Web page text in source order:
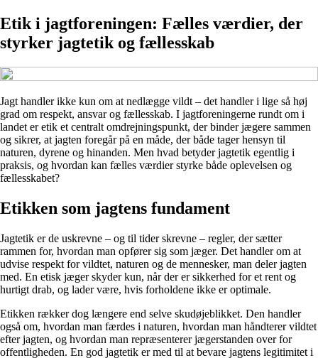
Etik i jagtforeningen: Fælles værdier, der
styrker jagtetik og fællesskab
Jagt handler ikke kun om at nedlægge vildt – det handler i lige så høj
grad om respekt, ansvar og fællesskab. I jagtforeningerne rundt om i
landet er etik et centralt omdrejningspunkt, der binder jægere sammen
og sikrer, at jagten foregår på en måde, der både tager hensyn til
naturen, dyrene og hinanden. Men hvad betyder jagtetik egentlig i
praksis, og hvordan kan fælles værdier styrke både oplevelsen og
fællesskabet?
Etikken som jagtens fundament
Jagtetik er de uskrevne – og til tider skrevne – regler, der sætter
rammen for, hvordan man opfører sig som jæger. Det handler om at
udvise respekt for vildtet, naturen og de mennesker, man deler jagten
med. En etisk jæger skyder kun, når der er sikkerhed for et rent og
hurtigt drab, og lader være, hvis forholdene ikke er optimale.
Etikken rækker dog længere end selve skudøjeblikket. Den handler
også om, hvordan man færdes i naturen, hvordan man håndterer vildtet
efter jagten, og hvordan man repræsenterer jægerstanden over for
offentligheden. En god jagtetik er med til at bevare jagtens legitimitet i